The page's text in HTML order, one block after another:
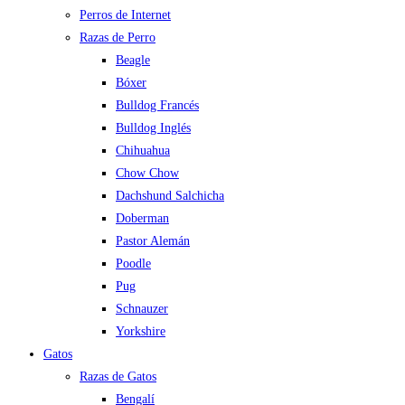
Perros de Internet
Razas de Perro
Beagle
Bóxer
Bulldog Francés
Bulldog Inglés
Chihuahua
Chow Chow
Dachshund Salchicha
Doberman
Pastor Alemán
Poodle
Pug
Schnauzer
Yorkshire
Gatos
Razas de Gatos
Bengalí